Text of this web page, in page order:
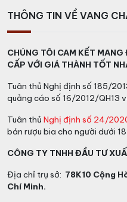
THÔNG TIN VỀ VANG
CHÚNG TÔI CAM KẾT
CẤP VỚI GIÁ THÀNH TỐT
Tuân thủ Nghị định số 185/
quảng cáo số 16/2012/QH13
Tuân thủ Nghị định số 24/
bán rượu bia cho người dưới
CÔNG TY TNHH ĐẦU TƯ
Địa chỉ trụ sở: 78K10 Cộng
Chí Minh.